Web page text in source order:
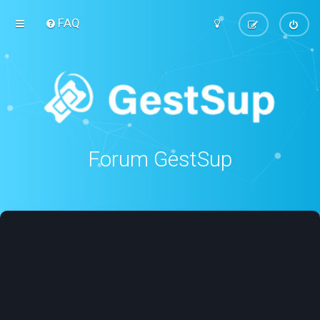
FAQ
Forum GestSup